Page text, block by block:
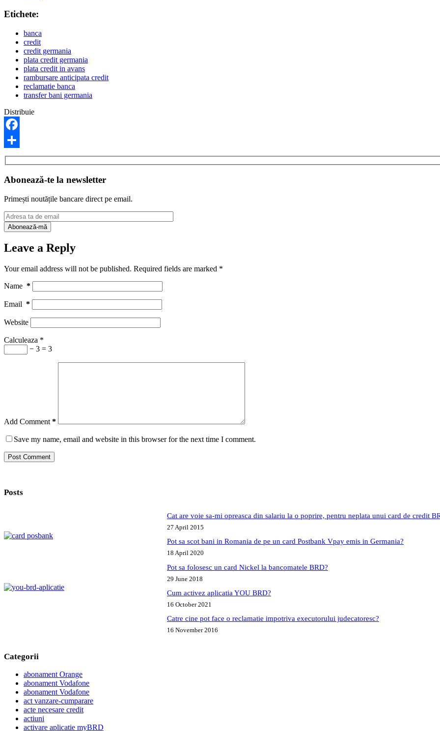
Etichete:
banca
credit
credit germania
plata credit germania
plata credit in avans
rambursare anticipata credit
reclamatie banca
transfer bani germania
Distribuie
Facebook
Share
Abonează-te la newsletter
Primești noutățile bancare direct pe email.
Leave a Reply
Your email address will not be published. Required fields are marked *
Name *
Email *
Website
Calculeaza *
− 3 = 3
Add Comment *
Save my name, email and website in this browser for the next time I comment.
Post Comment
Posts
Cat are voie sa-mi opreasca din salariu la o poprire, pentru neplata unui card de credit
27 April 2015
Pot sa scot bani in Romania de pe un card Postbank Vpay emis in Germania?
18 April 2020
Pot sa folosesc un card Nickel la bancomatele BRD?
29 June 2018
Cum activez aplicatia YOU BRD?
16 October 2021
Catre cine pot face o reclamatie impotriva executorului judecatoresc?
16 November 2016
Categorii
abonament Orange
abonament Vodafone
abonament Vodafone
act vanzare-cumparare
acte necesare credit
actiuni
activare aplicatie myBRD